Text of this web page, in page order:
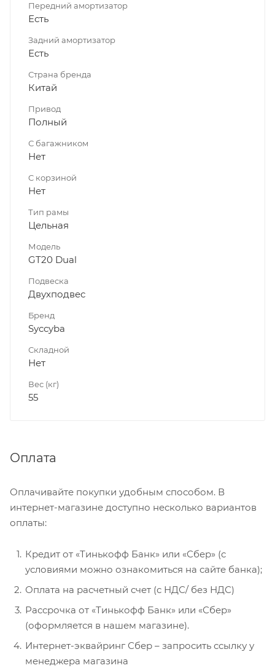
Передний амортизатор
Есть
Задний амортизатор
Есть
Страна бренда
Китай
Привод
Полный
С багажником
Нет
C корзиной
Нет
Тип рамы
Цельная
Модель
GT20 Dual
Подвеска
Двухподвес
Бренд
Syccyba
Складной
Нет
Вес (кг)
55
Оплата
Оплачивайте покупки удобным способом. В
интернет-магазине доступно несколько вариантов
оплаты:
Кредит от «Тинькофф Банк» или «Сбер» (с
условиями можно ознакомиться на сайте банка);
Оплата на расчетный счет (с НДС/ без НДС)
Рассрочка от «Тинькофф Банк» или «Сбер»
(оформляется в нашем магазине).
Интернет-эквайринг Сбер – запросить ссылку у
менеджера магазина